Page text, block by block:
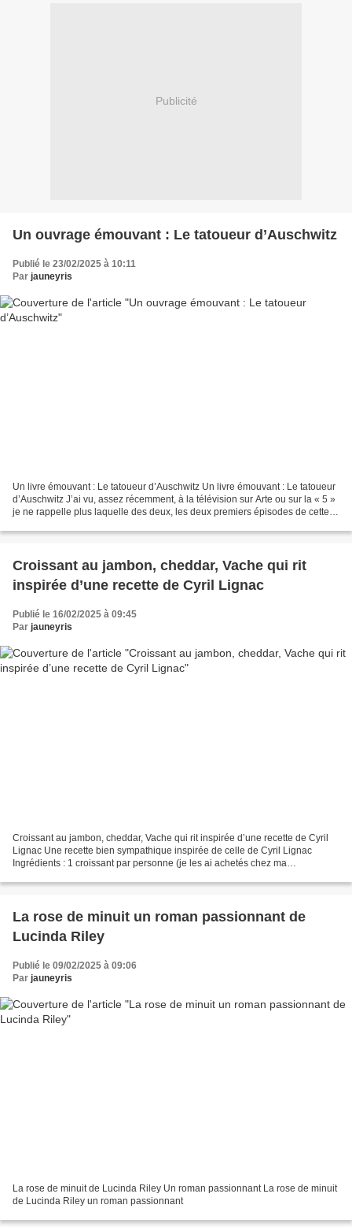
Publicité
Un ouvrage émouvant : Le tatoueur d’Auschwitz
Publié le 23/02/2025 à 10:11
Par jauneyris
Un livre émouvant : Le tatoueur d’Auschwitz Un livre émouvant : Le tatoueur
d’Auschwitz J’ai vu, assez récemment, à la télévision sur Arte ou sur la « 5 »
je ne rappelle plus laquelle des deux, les deux premiers épisodes de cette
Croissant au jambon, cheddar, Vache qui rit
inspirée d’une recette de Cyril Lignac
Publié le 16/02/2025 à 09:45
Par jauneyris
Croissant au jambon, cheddar, Vache qui rit inspirée d’une recette de Cyril
Lignac Une recette bien sympathique inspirée de celle de Cyril Lignac
Ingrédients : 1 croissant par personne (je les ai achetés chez ma
La rose de minuit un roman passionnant de
Lucinda Riley
Publié le 09/02/2025 à 09:06
Par jauneyris
La rose de minuit de Lucinda Riley Un roman passionnant La rose de minuit
de Lucinda Riley un roman passionnant